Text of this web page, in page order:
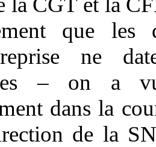
que les
ne
– on a
dans la
de la